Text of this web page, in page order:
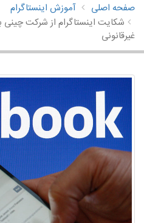
صفحه اصلی
آموزش اینستاگرام
شکایت اینستاگرام از شرکت‌ چینی
غیرقانونی